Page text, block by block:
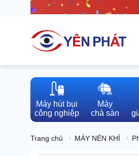
Máy hút bụi
công nghiệp
Máy
chà sàn
Trang chủ MÁY NÉN KHÍ